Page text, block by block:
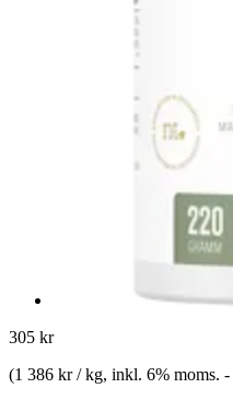
305 kr
(1 386 kr / kg, inkl. 6% moms. -